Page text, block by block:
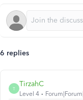
6 replies
T
TirzahC
Level 4